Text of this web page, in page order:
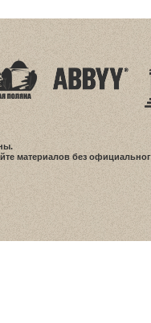
материалов без